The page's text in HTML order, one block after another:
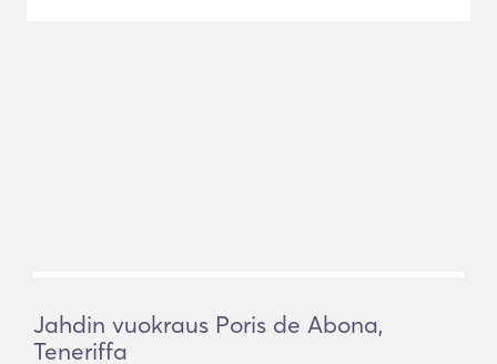
Jahdin vuokraus Poris de Abona,
Teneriffa